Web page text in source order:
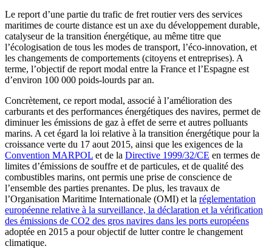
Le report d’une partie du trafic de fret routier vers des services
maritimes de courte distance est un axe du développement durable,
catalyseur de la transition énergétique, au même titre que
l’écologisation de tous les modes de transport, l’éco-innovation, et
les changements de comportements (citoyens et entreprises). A
terme, l’objectif de report modal entre la France et l’Espagne est
d’environ 100 000 poids-lourds par an.
Concrètement, ce report modal, associé à l’amélioration des
carburants et des performances énergétiques des navires, permet de
diminuer les émissions de gaz à effet de serre et autres polluants
marins. A cet égard la loi relative à la transition énergétique pour la
croissance verte du 17 aout 2015, ainsi que les exigences de la
Convention MARPOL et de la Directive 1999/32/CE en termes de
limites d’émissions de souffre et de particules, et de qualité des
combustibles marins, ont permis une prise de conscience de
l’ensemble des parties prenantes. De plus, les travaux de
l’Organisation Maritime Internationale (OMI) et la réglementation
européenne relative à la surveillance, la déclaration et la vérification
des émissions de CO2 des gros navires dans les ports européens
adoptée en 2015 a pour objectif de lutter contre le changement
climatique.